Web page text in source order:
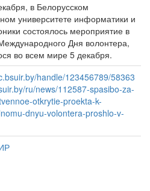
в Белорусском
университете информатики и
состоялось мероприятие в
Дня волонтера,
во всем мире 5 декабря.
handle/123456789/58363
ru/news/112587-spasibo-za-
otkrytie-proekta-k-
dnyu-volontera-proshlo-v-